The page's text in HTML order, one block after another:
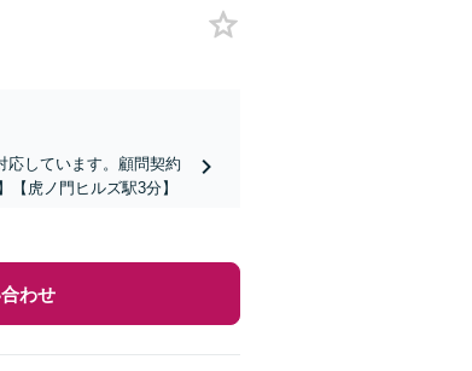
しています。顧問契約
虎ノ門ヒルズ駅3分】
わせ